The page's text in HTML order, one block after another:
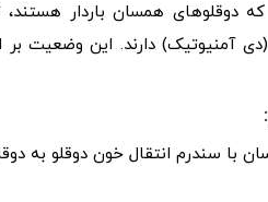
که دوقلوهای همسان باردار
آمنیوتیک) دارند. این وضعیت بر